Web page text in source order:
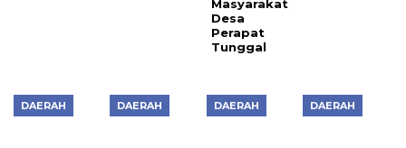
Masyarakat
Desa
Perapat
Tunggal
DAERAH DAERAH DAERAH DAERAH